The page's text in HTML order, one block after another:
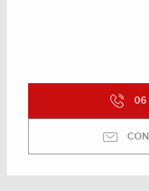
06